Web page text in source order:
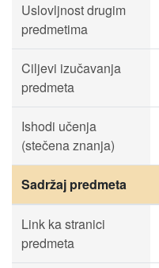
Uslovljnost drugim
predmetima
Ciljevi izučavanja
predmeta
Ishodi učenja
(stečena znanja)
Sadržaj predmeta
Link ka stranici
predmeta